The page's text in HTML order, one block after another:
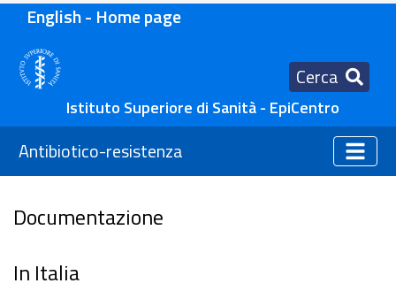
English - Home page
Cerca
Istituto Superiore di Sanità - EpiCentro
Antibiotico-resistenza
Documentazione
In Italia